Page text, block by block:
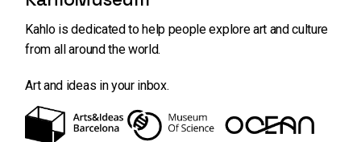
Kahlo is dedicated to help people explore art andculture
from all around the world.
Art and ideas in your inbox.